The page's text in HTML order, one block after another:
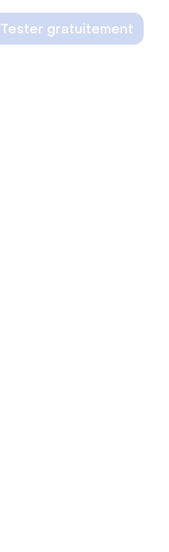
Tester gratuitement